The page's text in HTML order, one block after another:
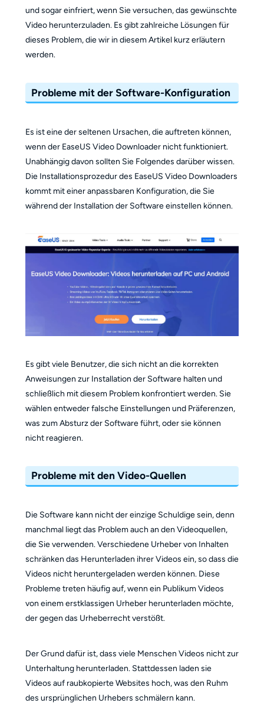
und sogar einfriert, wenn Sie versuchen, das gewünschte
Video herunterzuladen. Es gibt zahlreiche Lösungen für
dieses Problem, die wir in diesem Artikel kurz erläutern
werden.
Probleme mit der Software-Konfiguration
Es ist eine der seltenen Ursachen, die auftreten können,
wenn der EaseUS Video Downloader nicht funktioniert.
Unabhängig davon sollten Sie Folgendes darüber wissen.
Die Installationsprozedur des EaseUS Video Downloaders
kommt mit einer anpassbaren Konfiguration, die Sie
während der Installation der Software einstellen können.
Es gibt viele Benutzer, die sich nicht an die korrekten
Anweisungen zur Installation der Software halten und
schließlich mit diesem Problem konfrontiert werden. Sie
wählen entweder falsche Einstellungen und Präferenzen,
was zum Absturz der Software führt, oder sie können
nicht reagieren.
Probleme mit den Video-Quellen
Die Software kann nicht der einzige Schuldige sein, denn
manchmal liegt das Problem auch an den Videoquellen,
die Sie verwenden. Verschiedene Urheber von Inhalten
schränken das Herunterladen ihrer Videos ein, so dass die
Videos nicht heruntergeladen werden können. Diese
Probleme treten häufig auf, wenn ein Publikum Videos
von einem erstklassigen Urheber herunterladen möchte,
der gegen das Urheberrecht verstößt.
Der Grund dafür ist, dass viele Menschen Videos nicht zur
Unterhaltung herunterladen. Stattdessen laden sie
Videos auf raubkopierte Websites hoch, was den Ruhm
des ursprünglichen Urhebers schmälern kann.